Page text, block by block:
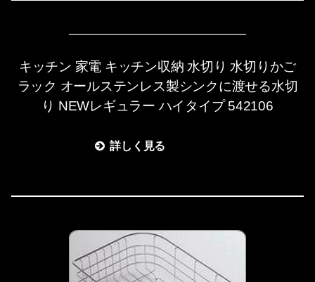
キッチン 家電 キッチン収納 水切り 水切りかご
ラック オールステンレス製シンクに渡せる水切
り NEWレギュラー ハイタイプ 542106
詳しく見る